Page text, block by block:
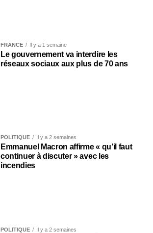
FRANCE Il y a 1 semaine
Le gouvernement va interdire les
réseaux sociaux aux plus de 70 ans
POLITIQUE Il y a 2 semaines
Emmanuel Macron affirme « qu’il faut
continuer à discuter » avec les
incendies
POLITIQUE Il y a 2 semaines